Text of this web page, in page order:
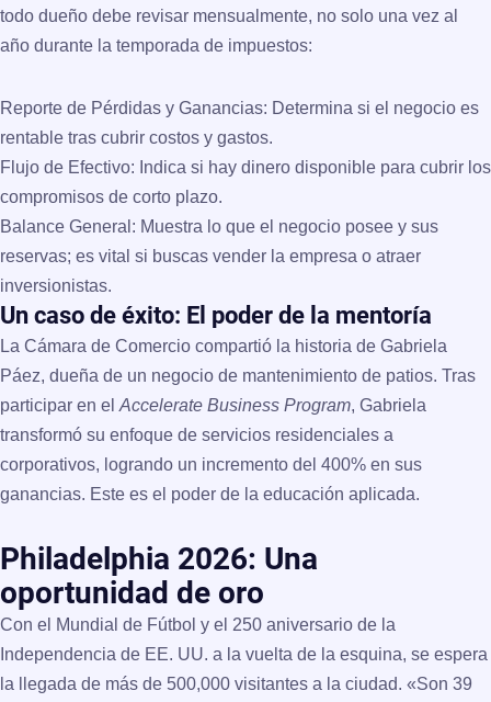
todo dueño debe revisar mensualmente, no solo una vez al
año durante la temporada de impuestos:
Reporte de Pérdidas y Ganancias: Determina si el negocio es
rentable tras cubrir costos y gastos.
Flujo de Efectivo: Indica si hay dinero disponible para cubrir los
compromisos de corto plazo.
Balance General: Muestra lo que el negocio posee y sus
reservas; es vital si buscas vender la empresa o atraer
inversionistas.
Un caso de éxito: El poder de la mentoría
La Cámara de Comercio compartió la historia de Gabriela
Páez, dueña de un negocio de mantenimiento de patios. Tras
participar en el Accelerate Business Program, Gabriela
transformó su enfoque de servicios residenciales a
corporativos, logrando un incremento del 400% en sus
ganancias. Este es el poder de la educación aplicada.
Philadelphia 2026: Una
oportunidad de oro
Con el Mundial de Fútbol y el 250 aniversario de la
Independencia de EE. UU. a la vuelta de la esquina, se espera
la llegada de más de 500,000 visitantes a la ciudad. «Son 39